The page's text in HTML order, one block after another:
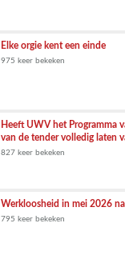
Elke orgie kent een einde
975 keer bekeken
Heeft UWV het Programma
van de tender volledig laten
827 keer bekeken
Werkloosheid in mei 2026
795 keer bekeken